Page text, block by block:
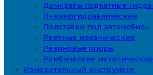
Домкраты подкатные
Пневмогидравлические
Подставки под автомобиль
Реечные механические
Резиновые опоры
Ромбические механические
Измерительный инструмент